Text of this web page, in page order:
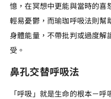
憶，在冥想中更能與當時的喜
輕易憂鬱，而瑜珈呼吸法則幫
身體能量，不帶批判或過度解
受。
鼻孔交替呼吸法
「呼吸」就是生命的根本－